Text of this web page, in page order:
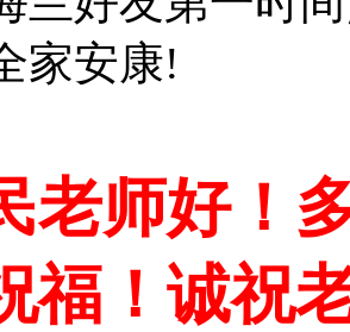
家安康!
老师好！
福！诚祝